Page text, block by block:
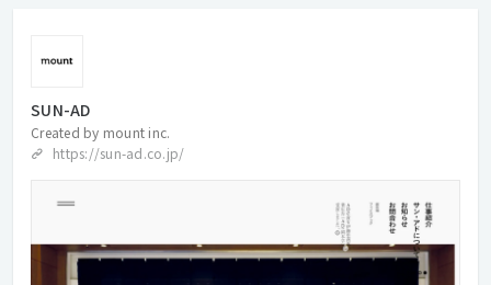
SUN-AD
Created by mount inc.
https://sun-ad.co.jp/